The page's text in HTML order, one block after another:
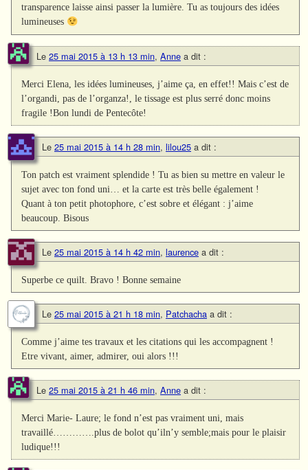
transparence laisse ainsi passer la lumière. Tu as toujours des idées
lumineuses
Le 25 mai 2015 à 13 h 13 min, Anne a dit :
Merci Elena, les idées lumineuses, j’aime ça, en effet!! Mais c’est de
l’organdi, pas de l’organza!, le tissage est plus serré donc moins
fragile !Bon lundi de Pentecôte!
Le 25 mai 2015 à 14 h 28 min, lilou25 a dit :
Ton patch est vraiment splendide ! Tu as bien su mettre en valeur le
sujet avec ton fond uni… et la carte est très belle également !
Quant à ton petit photophore, c’est sobre et élégant : j’aime
beaucoup. Bisous
Le 25 mai 2015 à 14 h 42 min, laurence a dit :
Superbe ce quilt. Bravo ! Bonne semaine
Le 25 mai 2015 à 21 h 18 min, Patchacha a dit :
Comme j’aime tes travaux et les citations qui les accompagnent !
Etre vivant, aimer, admirer, oui alors !!!
Le 25 mai 2015 à 21 h 46 min, Anne a dit :
Merci Marie- Laure; le fond n’est pas vraiment uni, mais
travaillé………….plus de bolot qu’iln’y semble;mais pour le plaisir
ludique!!!